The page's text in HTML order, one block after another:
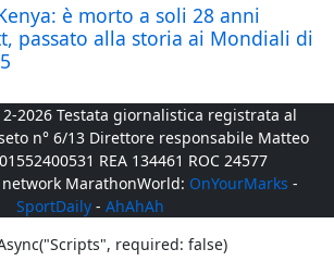
è morto a soli 28 anni
passato alla storia ai Mondiali di
2026 Testata giornalistica registrata al
n° 6/13 Direttore responsabile Matteo
REA 134461 ROC 24577
MarathonWorld: OnYourMarks -
SportDaily - AhAhAh
required: false)